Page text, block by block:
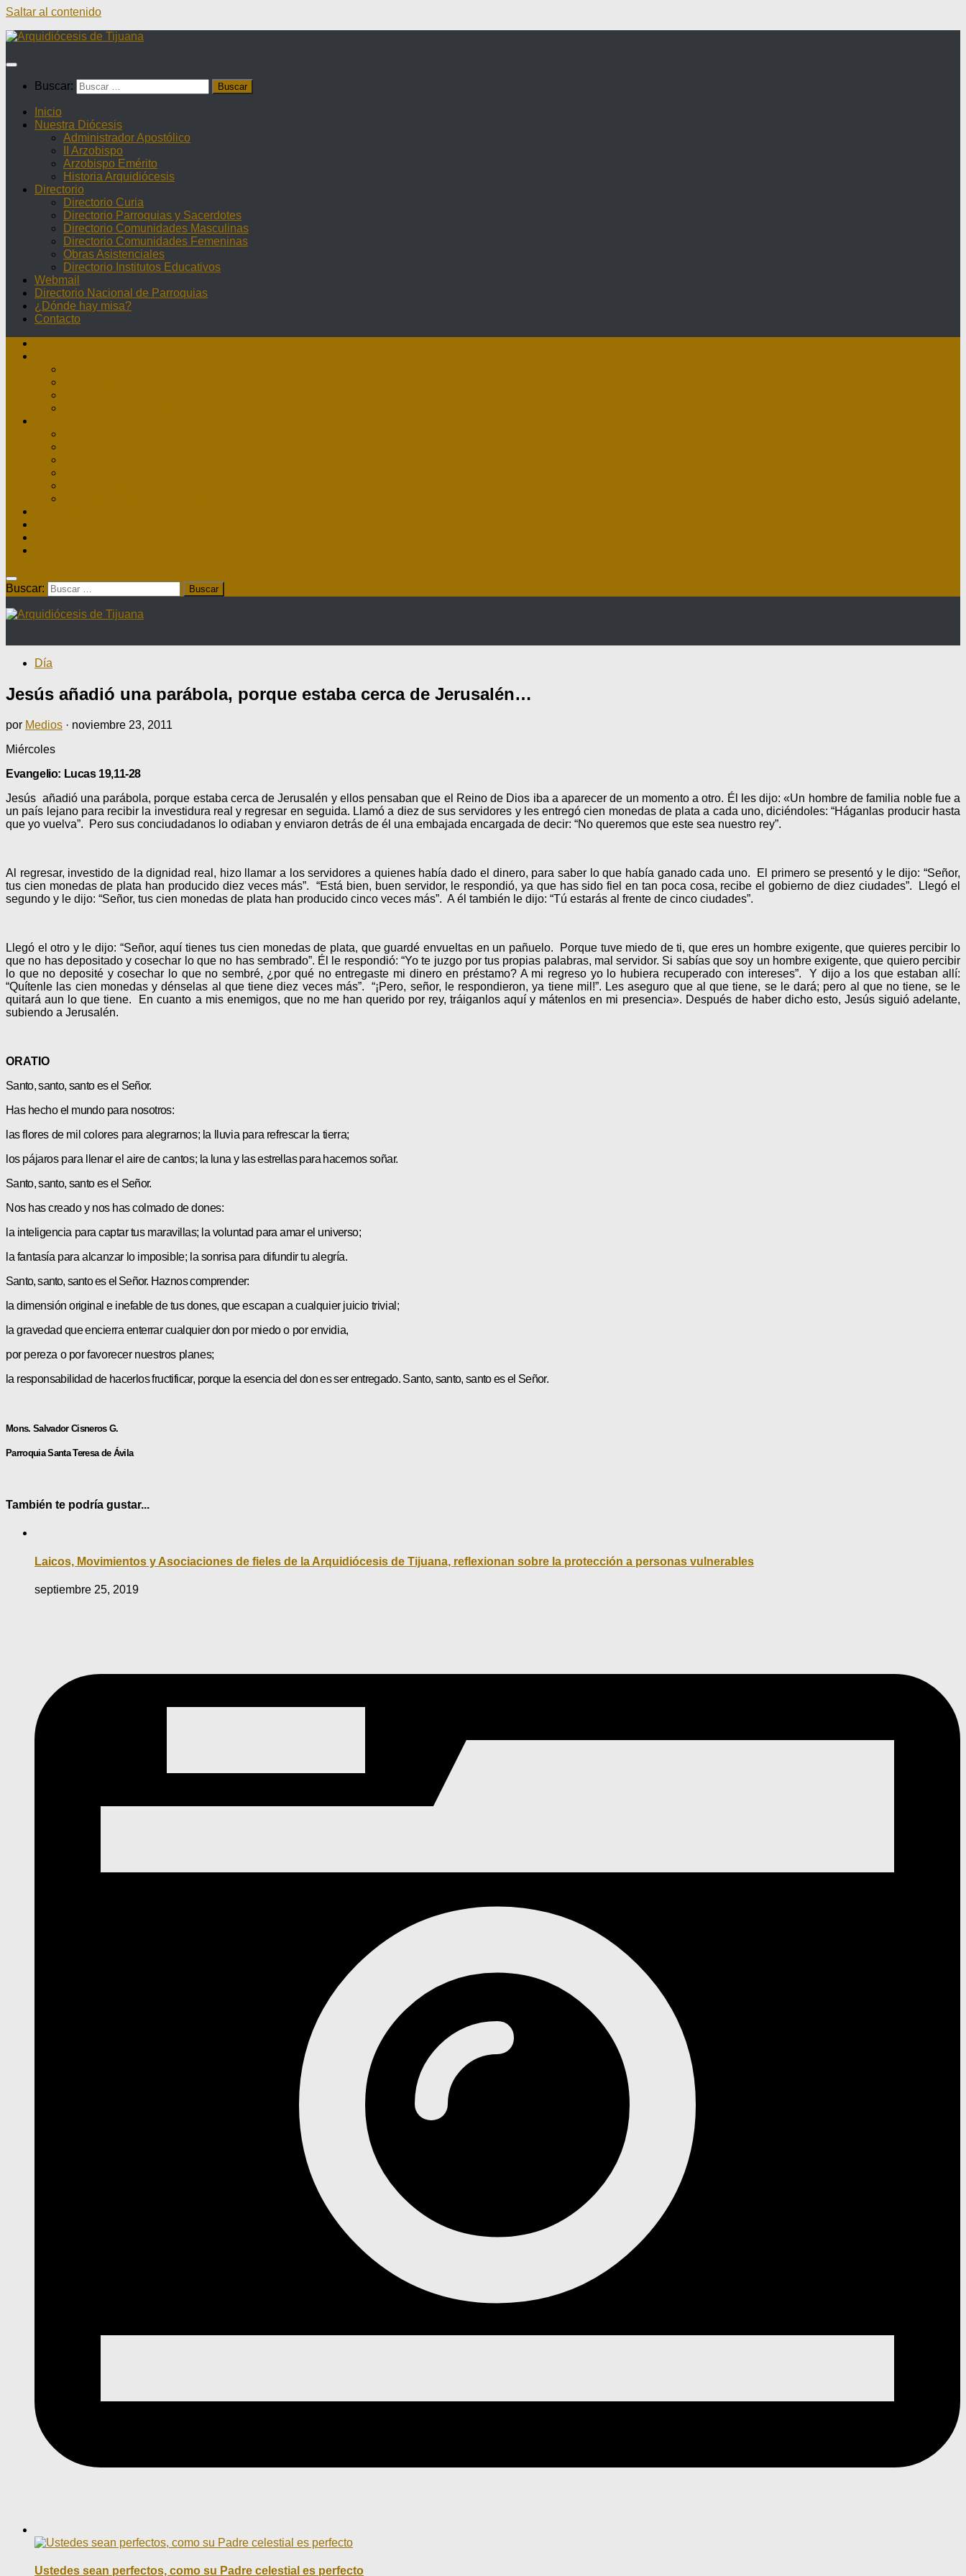
Saltar al contenido
Buscar:
Inicio
Nuestra Diócesis
Administrador Apostólico
II Arzobispo
Arzobispo Emérito
Historia Arquidiócesis
Directorio
Directorio Curia
Directorio Parroquias y Sacerdotes
Directorio Comunidades Masculinas
Directorio Comunidades Femeninas
Obras Asistenciales
Directorio Institutos Educativos
Webmail
Directorio Nacional de Parroquias
¿Dónde hay misa?
Contacto
Buscar:
Día
Jesús añadió una parábola, porque estaba cerca de Jerusalén…
por Medios · noviembre 23, 2011
Miércoles
Evangelio: Lucas 19,11-28
Jesús añadió una parábola, porque estaba cerca de Jerusalén y ellos pensaban que el Reino de Dios iba a aparecer de un momento a otro. Él les dijo: «Un hombre de familia noble fue a
un país lejano para recibir la investidura real y regresar en seguida. Llamó a diez de sus servidores y les entregó cien monedas de plata a cada uno, diciéndoles: “Háganlas producir hasta
que yo vuelva”. Pero sus conciudadanos lo odiaban y enviaron detrás de él una embajada encargada de decir: “No queremos que este sea nuestro rey”.
Al regresar, investido de la dignidad real, hizo llamar a los servidores a quienes había dado el dinero, para saber lo que había ganado cada uno. El primero se presentó y le dijo: “Señor,
tus cien monedas de plata han producido diez veces más”. “Está bien, buen servidor, le respondió, ya que has sido fiel en tan poca cosa, recibe el gobierno de diez ciudades”. Llegó el
segundo y le dijo: “Señor, tus cien monedas de plata han producido cinco veces más”. A él también le dijo: “Tú estarás al frente de cinco ciudades”.
Llegó el otro y le dijo: “Señor, aquí tienes tus cien monedas de plata, que guardé envueltas en un pañuelo. Porque tuve miedo de ti, que eres un hombre exigente, que quieres percibir lo
que no has depositado y cosechar lo que no has sembrado”. Él le respondió: “Yo te juzgo por tus propias palabras, mal servidor. Si sabías que soy un hombre exigente, que quiero percibir
lo que no deposité y cosechar lo que no sembré, ¿por qué no entregaste mi dinero en préstamo? A mi regreso yo lo hubiera recuperado con intereses”. Y dijo a los que estaban allí:
“Quítenle las cien monedas y dénselas al que tiene diez veces más”. “¡Pero, señor, le respondieron, ya tiene mil!”. Les aseguro que al que tiene, se le dará; pero al que no tiene, se le
quitará aun lo que tiene. En cuanto a mis enemigos, que no me han querido por rey, tráiganlos aquí y mátenlos en mi presencia». Después de haber dicho esto, Jesús siguió adelante,
subiendo a Jerusalén.
ORATIO
Santo, santo, santo es el Señor.
Has hecho el mundo para nosotros:
las flores de mil colores para alegrarnos; la lluvia para refrescar la tierra;
los pájaros para llenar el aire de cantos; la luna y las estrellas para hacernos soñar.
Santo, santo, santo es el Señor.
Nos has creado y nos has colmado de dones:
la inteligencia para captar tus maravillas; la voluntad para amar el universo;
la fantasía para alcanzar lo imposible; la sonrisa para difundir tu alegría.
Santo, santo, santo es el Señor. Haznos comprender:
la dimensión original e inefable de tus dones, que escapan a cualquier juicio trivial;
la gravedad que encierra enterrar cualquier don por miedo o por envidia,
por pereza o por favorecer nuestros planes;
la responsabilidad de hacerlos fructificar, porque la esencia del don es ser entregado. Santo, santo, santo es el Señor.
Mons. Salvador Cisneros G.
Parroquia Santa Teresa de Ávila
También te podría gustar...
Laicos, Movimientos y Asociaciones de fieles de la Arquidiócesis de Tijuana, reflexionan sobre la protección a personas vulnerables
septiembre 25, 2019
Ustedes sean perfectos, como su Padre celestial es perfecto